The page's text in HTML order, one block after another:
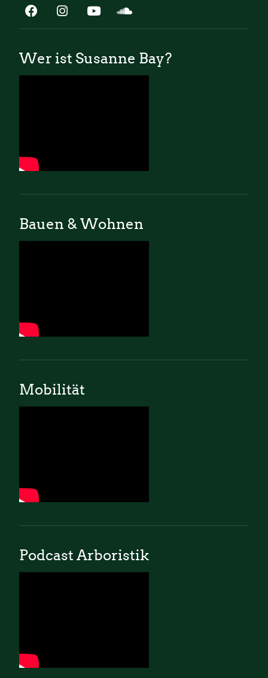
Wer ist Susanne Bay?
Bauen & Wohnen
Mobilität
Podcast Arboristik